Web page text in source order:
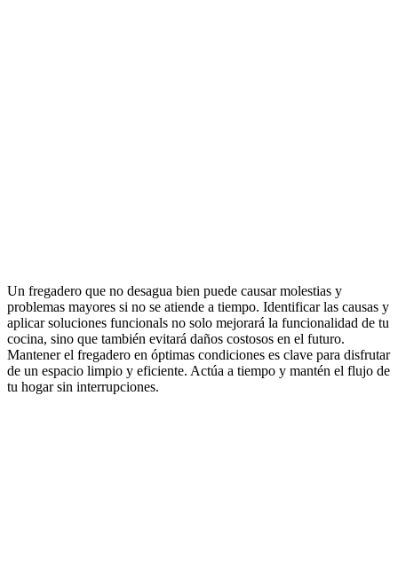
Un fregadero que no desagua bien puede causar molestias y
problemas mayores si no se atiende a tiempo. Identificar las causas y
aplicar soluciones funcionals no solo mejorará la funcionalidad de tu
cocina, sino que también evitará daños costosos en el futuro.
Mantener el fregadero en óptimas condiciones es clave para disfrutar
de un espacio limpio y eficiente. Actúa a tiempo y mantén el flujo de
tu hogar sin interrupciones.